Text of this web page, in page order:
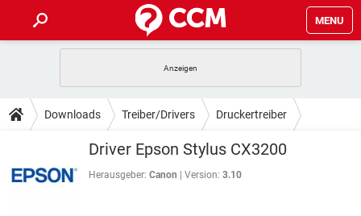
MENU
ANDROID IOS
INSTAGRAM
WHATSAPP TIKTOK
TIPPS & TRICKS
SPIELE STREAMING
IOS
SPIELE STREAMING
FORUM
Downloads Treiber/Drivers Druckertreiber
Driver Epson Stylus CX3200
Herausgeber: Canon Version: 3.10